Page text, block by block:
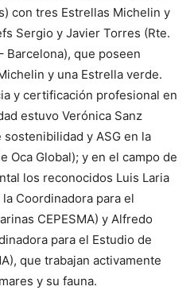
con tres Estrellas Michelin y
Sergio y Javier Torres (Rte.
Barcelona), que poseen
y una Estrella verde.
y certificación profesional en
estuvo Verónica Sanz
y ASG en la
Oca Global); y en el campo de
los reconocidos Luis Laria
Coordinadora para el
CEPESMA) y Alfredo
para el Estudio de
que trabajan activamente
y su fauna.